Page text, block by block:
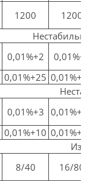
1200
1200
0,01%+2
0,01%+8
0,01%+25
0,01%+3
0,01%+10
8/40
16/80